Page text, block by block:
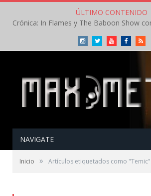
ÚLTIMO CONTENIDO
InstagramTwitterYoutubeFacebookRSS
NAVIGATE
Inicio » Artículos etiquetados como "Temic"